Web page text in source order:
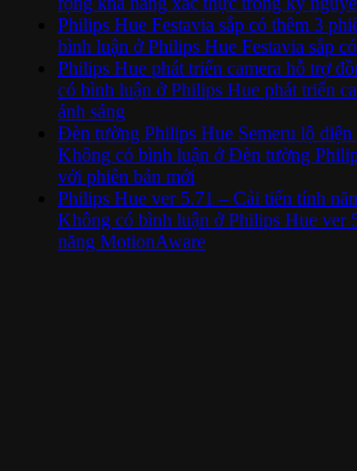
Philips Hue Festavia sắp có thêm 3
bình luận ở Philips Hue Festavia sắp
Philips Hue phát triển camera hỗ trợ
có bình luận ở Philips Hue phát triển
ánh sáng
Đèn tường Philips Hue Semeru lộ
Không có bình luận ở Đèn tường
với phiên bản mới
Philips Hue ver 5.71 – Cải tiến tính
Không có bình luận ở Philips Hue ver
năng MotionAware